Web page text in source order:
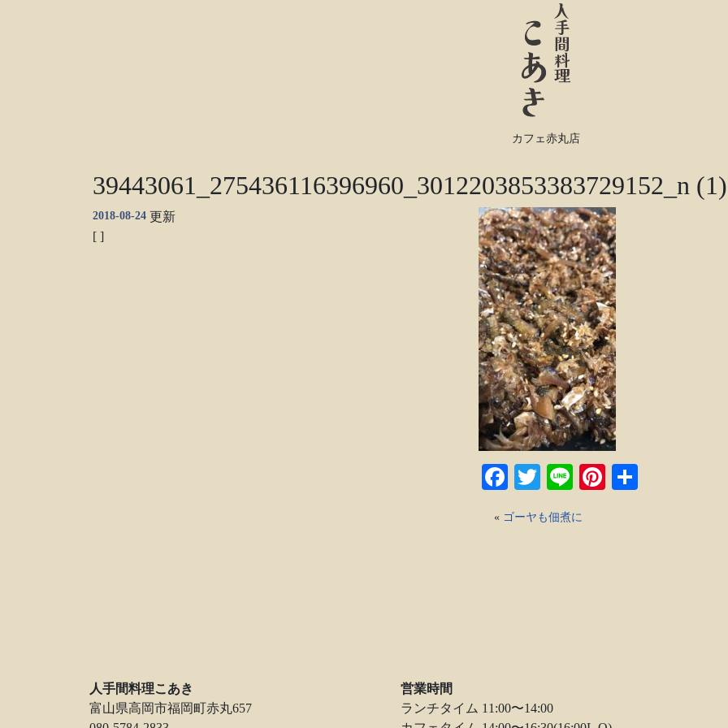
カフェ赤丸店
39443061_275436116396960_3012203853383729152_n (1)
2018-08-24 更新
[ ]
Facebook
TwitterLinePinterest
« ゴーヤも佃煮に
人手間料理こあき
富山県高岡市福岡町赤丸657
営業時間
ランチタイム 11:00〜14:00